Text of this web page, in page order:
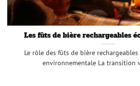
Les fûts de bière rechargeables
Le rôle des fûts de bière
environnementale La transition